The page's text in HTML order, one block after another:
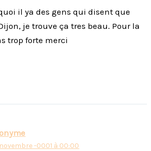
il ya des gens qui disent que
je trouve ça tres beau. Pour la
trop forte merci
-0001 à 00:00